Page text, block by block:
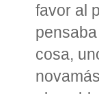
favor al
cosa,